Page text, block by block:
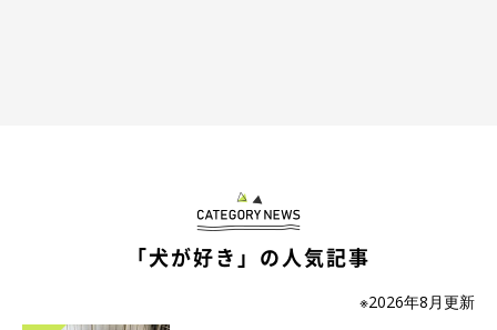
「犬が好き」の人気記事
※2026年8月更新